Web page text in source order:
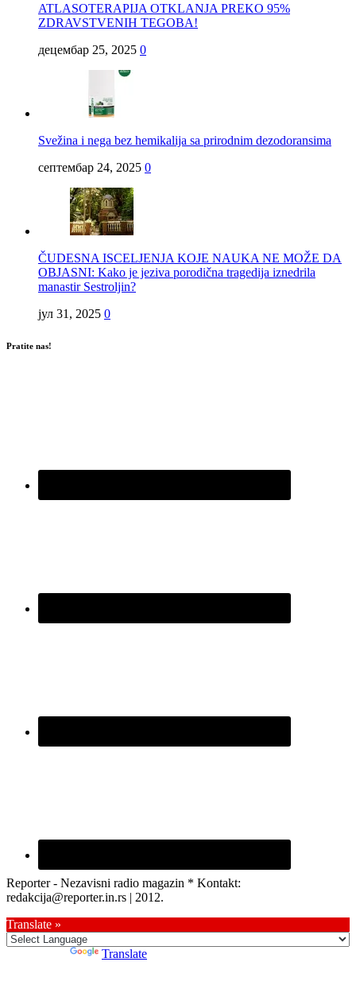
ATLASOTERAPIJA OTKLANJA PREKO 95%
ZDRAVSTVENIH TEGOBA!
децембар 25, 2025 0
Svežina i nega bez hemikalija sa prirodnim dezodoransima
септембар 24, 2025 0
ČUDESNA ISCELJENJA KOJE NAUKA NE MOŽE DA
OBJASNI: Kako je jeziva porodična tragedija iznedrila
manastir Sestroljin?
јул 31, 2025 0
Pratite nas!
Reporter - Nezavisni radio magazin * Kontakt:
redakcija@reporter.in.rs | 2012.
Translate »
Translate